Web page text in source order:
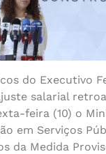
do Executivo
salarial
feira (10) o
em Serviços
da Medida